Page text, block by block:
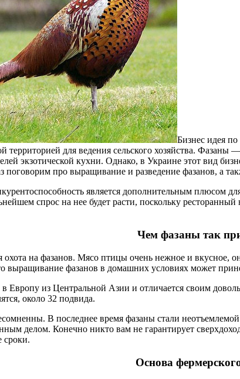
Бизнес идея по
территорией для ведения сельского хозяйства. Фазаны
экзотической кухни. Однако, в Украине этот вид
про выращивание и разведение фазанов, а
является дополнительным плюсом
спрос на нее будет расти, поскольку
Чем фазаны так
охота на фазанов. Мясо птицы очень нежное и
фазанов в домашних условиях может
в Европу из Центральной Азии и отличается своим
около 32 подвида.
В последнее время фазаны стали
делом. Конечно никто вам не гарантирует
сроки.
Основа